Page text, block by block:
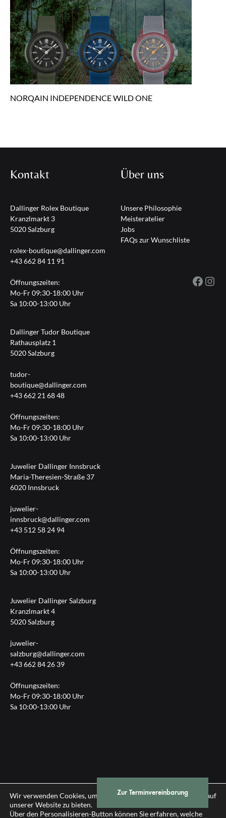
Zur Terminvereinbarung
NORQAIN INDEPENDENCE WILD ONE
Kontakt
Dallinger Rolex Boutique
Kranzlmarkt 3
5020 Salzburg
rolex-boutique@dallinger.com
+43 662 84 11 91
Öffnungszeiten:
Mo-Fr 09:30-18:00 Uhr
Sa 10:00-13:00 Uhr
Dallinger Tudor Boutique
Rathausplatz 1
5020 Salzburg
tudor-
boutique@dallinger.com
+43 662 21 68 48
Öffnungszeiten:
Mo-Fr 09:30-18:00 Uhr
Sa 10:00-13:00 Uhr
Juwelier Dallinger Innsbruck
Maria-Theresien-Straße 37
6020 Innsbruck
juwelier-
innsbruck@dallinger.com
+43 512 58 24 94
Öffnungszeiten:
Mo-Fr 09:30-18:00 Uhr
Sa 10:00-13:00 Uhr
Juwelier Dallinger Salzburg
Kranzlmarkt 4
5020 Salzburg
juwelier-
salzburg@dallinger.com
+43 662 84 26 39
Öffnungszeiten:
Mo-Fr 09:30-18:00 Uhr
Sa 10:00-13:00 Uhr
Über uns
Unsere Philosophie
Meisteratelier
Jobs
FAQs zur Wunschliste
© 2026 Gebrüder Dallinger GmbH, Salzburg
Impressum Datenschutz
Wir verwenden Cookies, um Ihnen die bestmögliche Erfahrung auf
unserer Website zu bieten.
Über den Personalisieren-Button können Sie erfahren, welche